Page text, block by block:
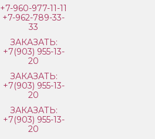
+7-960-977-11-11
+7-962-789-33-
33
ЗАКАЗАТЬ:
+7(903) 955-13-
20
ЗАКАЗАТЬ:
+7(903) 955-13-
20
ЗАКАЗАТЬ:
+7(903) 955-13-
20